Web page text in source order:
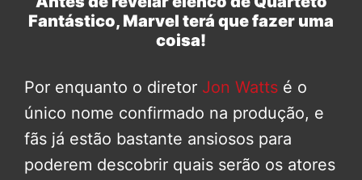
Fantástico, Marvel terá que fazer uma
coisa!
Por enquanto o diretor Jon Watts é o
único nome confirmado na produção, e
fãs já estão bastante ansiosos para
poderem descobrir quais serão os atores